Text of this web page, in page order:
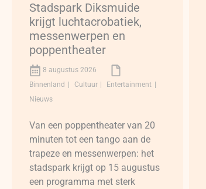
Stadspark Diksmuide
krijgt luchtacrobatiek,
messenwerpen en
poppentheater
8 augustus 2026
Binnenland
Cultuur
Entertainment
Nieuws
Van een poppentheater van 20
minuten tot een tango aan de
trapeze en messenwerpen: het
stadspark krijgt op 15 augustus
een programma met sterk